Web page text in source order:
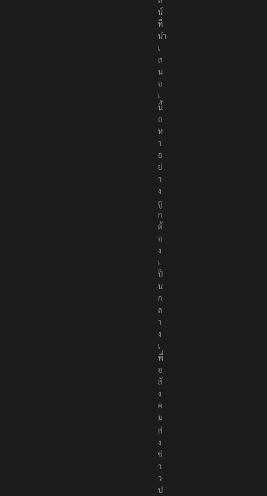
น์
ที่
นำ
เ
ส
น
อ
เ
นื้
อ
ห
า
อ
ย่
า
ง
ถู
ก
ต้
อ
ง
เ
ป็
น
ก
ล
า
ง
เ
พื่
อ
สั
ง
ค
ม
ส่
ง
ข่
า
ว
ป